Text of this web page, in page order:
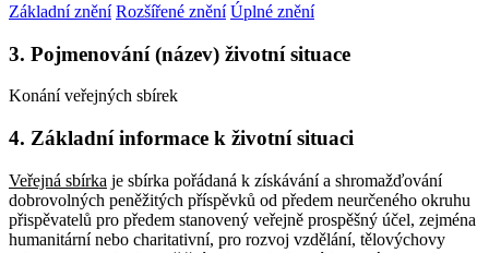
Základní znění Rozšířené znění Úplné znění
3. Pojmenování (název) životní situace
Konání veřejných sbírek
4. Základní informace k životní situaci
Veřejná sbírka je sbírka pořádaná k získávání a shromažďování
dobrovolných peněžitých příspěvků od předem neurčeného okruhu
přispěvatelů pro předem stanovený veřejně prospěšný účel, zejména
humanitární nebo charitativní, pro rozvoj vzdělání, tělovýchovy